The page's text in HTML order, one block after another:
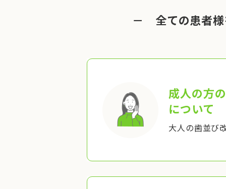
－ 全ての患者
成人の方
について
大人の歯並び